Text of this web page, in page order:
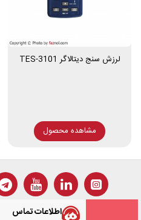
لرزش سنج دیتالاگر TES-3101
مشاهده محصول
اطلاعات تماس